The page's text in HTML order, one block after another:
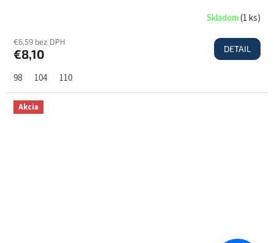
Skladom(1 ks)
€6,59 bez DPH
€8,10 DETAIL
98 104 110
Akcia